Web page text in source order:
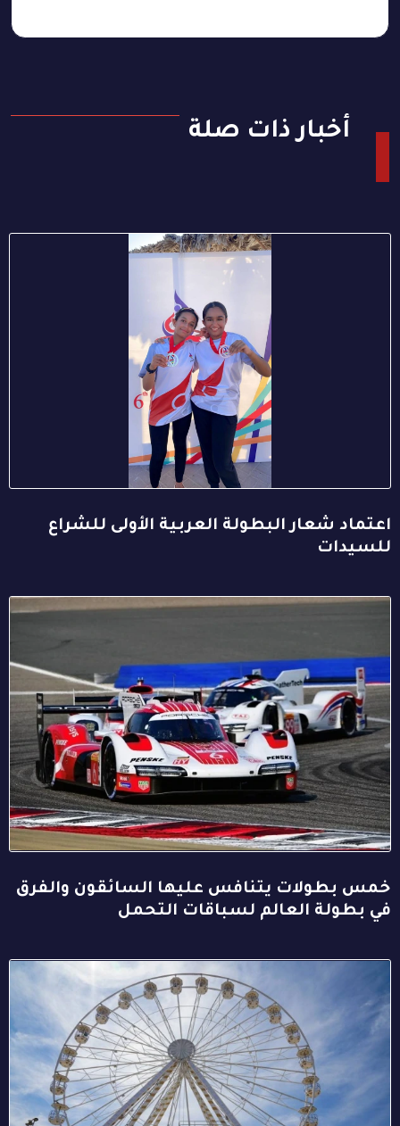
أخبار ذات صلة
اعتماد شعار البطولة العربية الأولى للشراع
للسيدات
خمس بطولات يتنافس عليها السائقون والفرق
في بطولة العالم لسباقات التحمل